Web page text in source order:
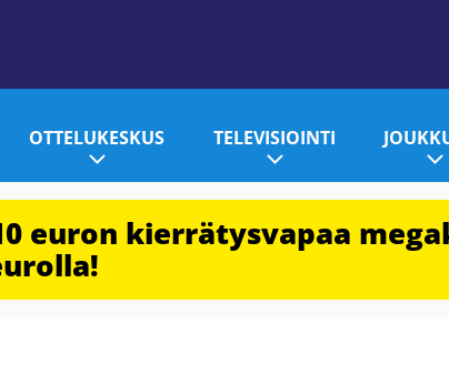
OTTELUKESKUS TELEVISIOINTI
euron kierrätysvapaa